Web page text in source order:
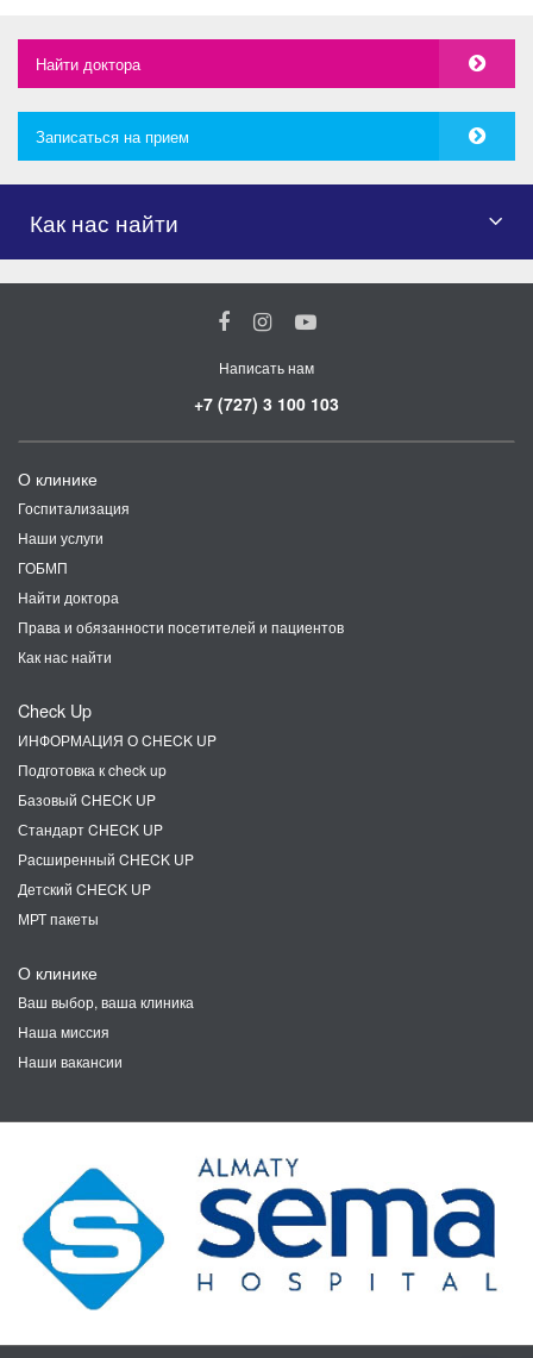
Найти доктора
Записаться на прием
Как нас найти
Написать нам
+7 (727) 3 100 103
О клинике
Госпитализация
Наши услуги
ГОБМП
Найти доктора
Права и обязанности посетителей и пациентов
Как нас найти
Check Up
ИНФОРМАЦИЯ О CHECK UP
Подготовка к check up
Базовый CHECK UP
Стандарт CHECK UP
Расширенный CHECK UP
Детский CHECK UP
МРТ пакеты
О клинике
Ваш выбор, ваша клиника
Наша миссия
Наши вакансии